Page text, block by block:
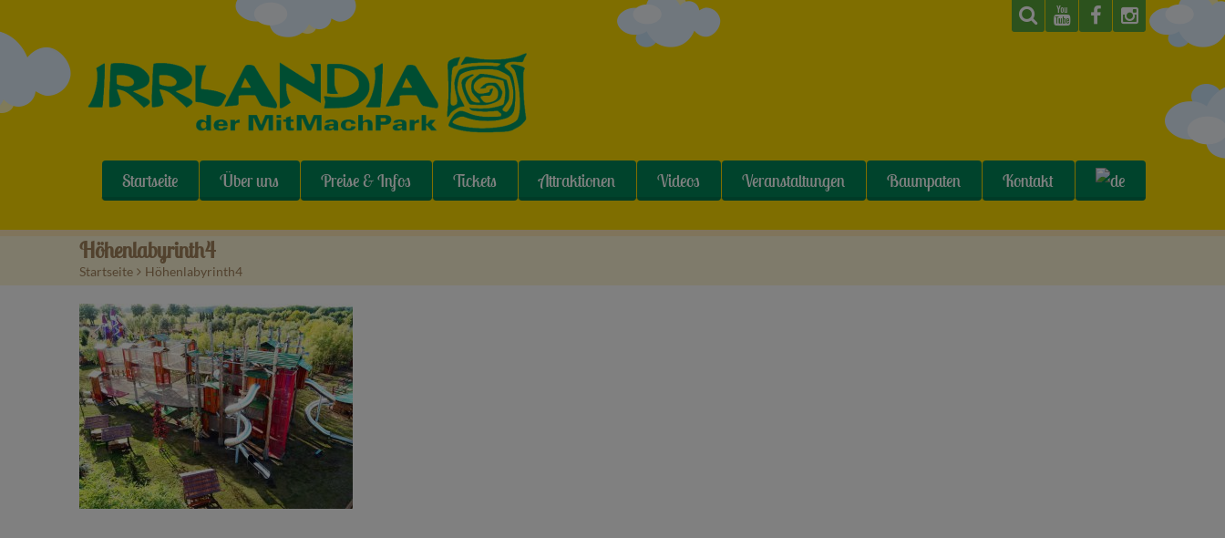
Startseite Über uns Preise & Infos Tickets Attraktionen Videos Veranstaltungen Baumpaten Kontakt
Höhenlabyrinth4
Startseite > Höhenlabyrinth4